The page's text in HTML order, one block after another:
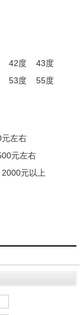
42度
43度
53度
55度
元左右
元左右
2000元以上